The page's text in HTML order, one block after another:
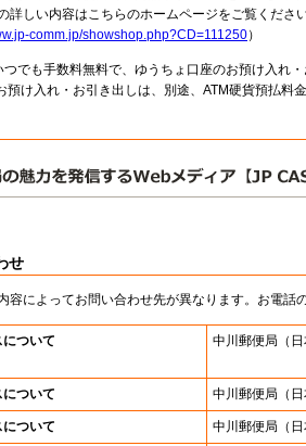
詳しい内容はこちらのホームページをご覧くださ
comm.jp/showshop.php?CD=111250）
つでも手数料無料で、ゆうちょ口座のお預け入れ
預け入れ・お引き出しは、別途、ATM硬貨預払料
せ
容によってお問い合わせ先が異なります。お電話
ついて 中川郵便局 （
ついて 中川郵便局 （
ついて 中川郵便局 （